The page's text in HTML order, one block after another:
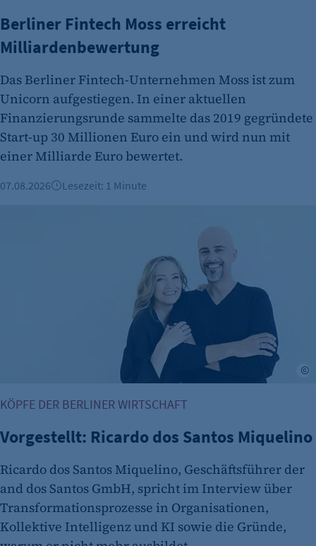
"no" - 50 Jahre "yes" - 480 Tage
fe_typo_user
Name:
fe_typo_user
Anbieter:
CMS TYPO3
Zweck:
Session-Cookie für die Verwaltung von
Benutzer-Sessions (z. B. bei Login, Umfrage
Dieser Cookie speichert die ausgewählten
Einverständnis-Optionen des Benutzers
Cookie Laufzeit:
Berliner Fintech Moss erreicht
Milliardenbewertung
Das Berliner Fintech-Unternehmen Moss ist zum
Unicorn aufgestiegen. In einer aktuellen
Finanzierungsrunde sammelte das 2019 gegründete
Start-up 30 Millionen Euro ein und wird nun mit
einer Milliarde Euro bewertet.
07.08.2026 Lesezeit: 1 Minute
KÖPFE DER BERLINER WIRTSCHAFT
Vorgestellt: Ricardo dos Santos Miquelino
Ricardo dos Santos Miquelino, Geschäftsführer der
and dos Santos GmbH, spricht im Interview über
Transformationsprozesse in Organisationen,
Kollektive Intelligenz und KI sowie die Gründe,